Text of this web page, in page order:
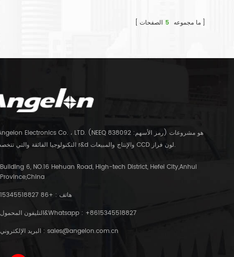
ما مجموعه 5 الصفحات
التكنولوجيا الفائقة والتي تتخصص في r&d والإنتاج والمبيعات CCD لون فراز.
Building 6, NO.16 Hehuan Road, High-tech District, Hefei City,Anhui
Province,China
هاتف : +86 15345518827
التليفون المحمول&Whatsapp : +8615345518827
البريد الإلكتروني : sales@angelon.com.cn